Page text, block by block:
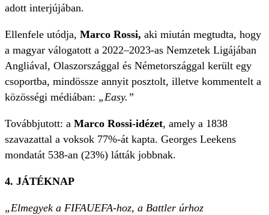
adott interjújában.
Ellenfele utódja, Marco Rossi, aki miután megtudta, hogy
a magyar válogatott a 2022–2023-as Nemzetek Ligájában
Angliával, Olaszországgal és Németországgal került egy
csoportba, mindössze annyit posztolt, illetve kommentelt a
közösségi médiában: „Easy.”
Továbbjutott: a Marco Rossi-idézet, amely a 1838
szavazattal a voksok 77%-át kapta. Georges Leekens
mondatát 538-an (23%) látták jobbnak.
4. JÁTÉKNAP
„Elmegyek a FIFAUEFA-hoz, a Battler úrhoz